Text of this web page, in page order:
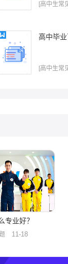
[高中生常
高中毕
[高中生常
专业好？
11-18